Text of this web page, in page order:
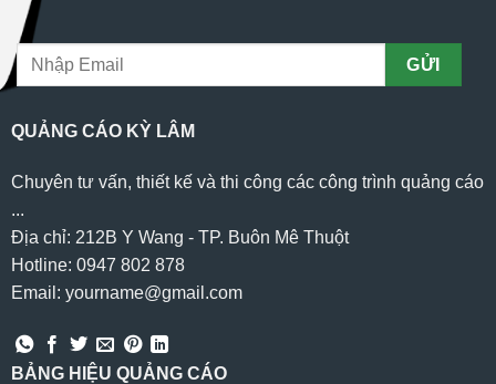
QUẢNG CÁO KỲ LÂM
Chuyên tư vấn, thiết kế và thi công các công trình quảng cáo
...
Địa chỉ: 212B Y Wang - TP. Buôn Mê Thuột
Hotline: 0947 802 878
Email: yourname@gmail.com
BẢNG HIỆU QUẢNG CÁO